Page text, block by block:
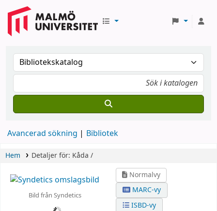
Avancerad sökning Bibliotek
Hem Detaljer för: Kåda /
Bild från Syndetics
Normalvy
MARC-vy
ISBD-vy